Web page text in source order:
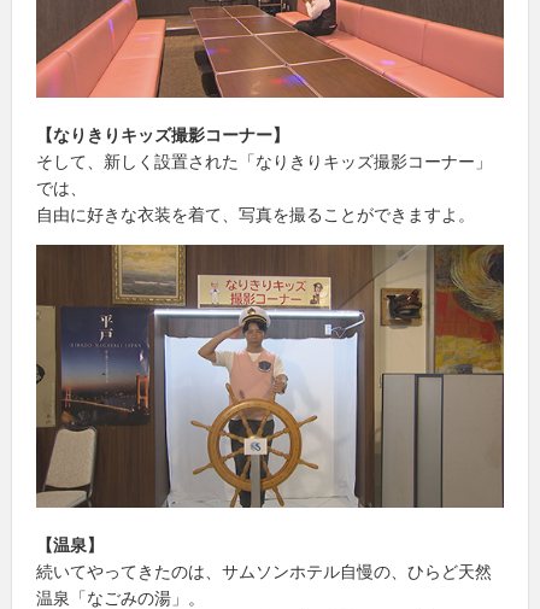
【なりきりキッズ撮影コーナー】
そして、新しく設置された「なりきりキッズ撮影コーナー」
では、
自由に好きな衣装を着て、写真を撮ることができますよ。
【温泉】
続いてやってきたのは、サムソンホテル自慢の、ひらど天然
温泉「なごみの湯」。